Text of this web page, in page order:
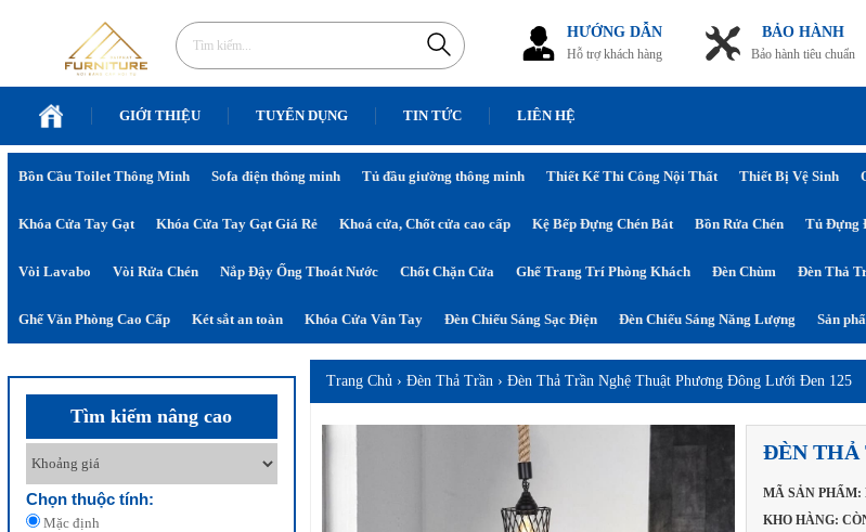
HƯỚNG DẪN
Hỗ trợ khách hàng
BẢO HÀNH
Bảo hành tiêu chuẩn
GIỚI THIỆU TUYỂN DỤNG TIN TỨC LIÊN HỆ
Bồn Cầu Toilet Thông Minh Sofa điện thông minh Tủ đầu giường thông minh Thiết Kế Thi Công Nội Thất Thiết Bị Vệ Sinh
Khóa Cửa Tay Gạt Khóa Cửa Tay Gạt Giá Rẻ Khoá cửa, Chốt cửa cao cấp Kệ Bếp Đựng Chén Bát Bồn Rửa Chén Tủ Đựng
Vòi Lavabo Vòi Rửa Chén Nắp Đậy Ống Thoát Nước Chốt Chặn Cửa Ghế Trang Trí Phòng Khách Đèn Chùm Đèn Thả
Ghế Văn Phòng Cao Cấp Két sắt an toàn Khóa Cửa Vân Tay Đèn Chiếu Sáng Sạc Điện Đèn Chiếu Sáng Năng Lượng Sản
Tìm kiếm nâng cao
Chọn thuộc tính:
Mặc định
Trang Chủ ›Đèn Thả Trần ›Đèn Thả Trần Nghệ Thuật Phương Đông Lưới Đen 125
ĐÈN THẢ
MÃ SẢN PHẨM:
KHO HÀNG: